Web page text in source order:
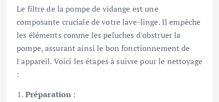
Le filtre de la pompe de vidange est une
composante cruciale de votre lave-linge. Il empêche
les éléments comme les peluches d'obstruer la
pompe, assurant ainsi le bon fonctionnement de
l'appareil. Voici les étapes à suivre pour le nettoyage
:
Préparation :